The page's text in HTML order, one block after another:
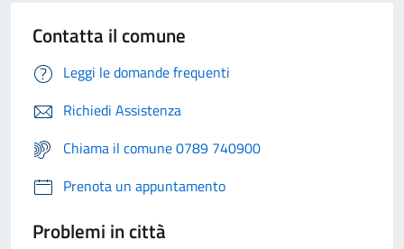
Contatta il comune
Leggi le domande frequenti
Richiedi Assistenza
Chiama il comune 0789 740900
Prenota un appuntamento
Problemi in città